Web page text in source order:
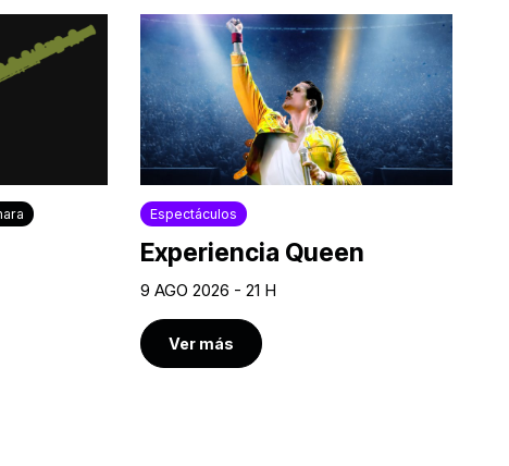
Espectáculos
Experiencia Queen
9 AGO 2026 - 21 H
Ver más